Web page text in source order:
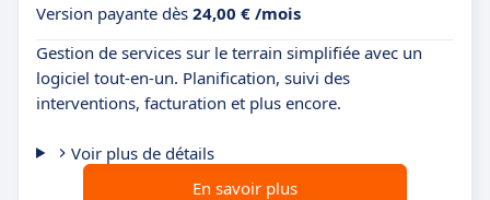
Version payante dès 24,00 € /mois
Gestion de services sur le terrain simplifiée avec un
logiciel tout-en-un. Planification, suivi des
interventions, facturation et plus encore.
Voir plus de détails
En savoir plus